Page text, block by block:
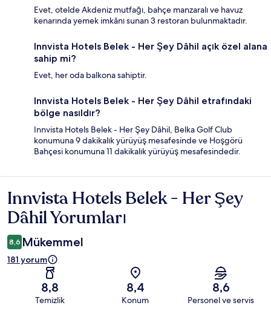
Evet, otelde Akdeniz mutfağı, bahçe manzaralı ve havuz
kenarında yemek imkânı sunan 3 restoran bulunmaktadır.
Innvista Hotels Belek - Her Şey Dâhil açık özel alana
sahip mi?
Evet, her oda balkona sahiptir.
Innvista Hotels Belek - Her Şey Dâhil etrafındaki
bölge nasıldır?
Innvista Hotels Belek - Her Şey Dâhil, Belka Golf Club
konumuna 9 dakikalık yürüyüş mesafesinde ve Hoşgörü
Bahçesi konumuna 11 dakikalık yürüyüş mesafesindedir.
Yorumlar
Innvista Hotels Belek - Her Şey
Dâhil Yorumları
8,6 Mükemmel
181 yorum
8,8
Temizlik
8,4
Konum
8,6
Personel ve servis